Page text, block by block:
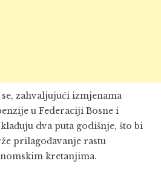
zahvaljujući izmjenama
u Federaciji Bosne i
dva puta godišnje, što bi
prilagođavanje rastu
kretanjima.